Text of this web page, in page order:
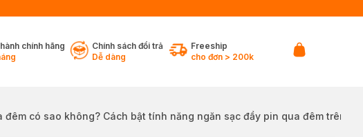
chính hãng
Chính sách đổi trả
Dễ dàng
Freeship
cho đơn > 200k
đêm có sao không? Cách bật tính năng ngăn sạc đầy pin qua đêm trên